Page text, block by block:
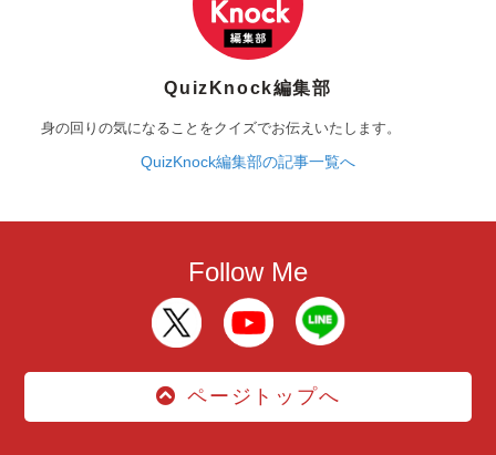
QuizKnock編集部
身の回りの気になることをクイズでお伝えいたします。
QuizKnock編集部の記事一覧へ
Follow Me
ページトップへ